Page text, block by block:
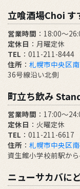
立喰酒場Choi す
営業時間 ：18:00～
定休日 ：月曜定休
TEL ：011-211-8444
住所 ： 札幌市中央区
36号線沿い北側
町立ち飲み
営業時間 ：17:00〜
定休日 ：火曜定休
TEL ：011-211-6617
住所 ： 札幌市中央区
資生館小学校前駅か
ニューサカバに